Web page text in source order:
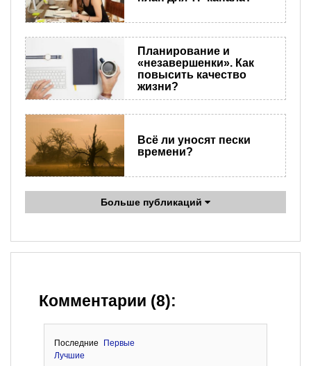
Планирование и
«незавершенки». Как
повысить качество
жизни?
Всё ли уносят пески
времени?
Больше публикаций
Комментарии (8):
Последние
Первые
Лучшие